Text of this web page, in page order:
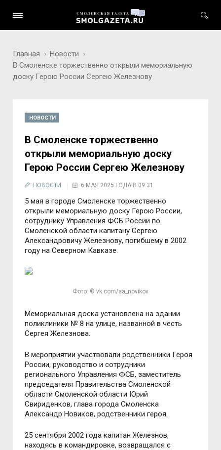
Главная
Новости
В Смоленске торжественно открыли мемориальную
доску Герою России Сергею Железнову
НОВОСТИ
В Смоленске торжественно
открыли мемориальную доску
Герою России Сергею Железнову
НОВОСТИ 6 МАЯ 2025 ГОДА В 09:31
5 мая в городе Смоленске торжественно
открыли мемориальную доску Герою России,
сотруднику Управления ФСБ России по
Смоленской области капитану Сергею
Александровичу Железнову, погибшему в 2002
году на Северном Кавказе.
Фото: © vk.com/aa_novikov
Мемориальная доска установлена на здании
поликлиники № 8 на улице, названной в честь
Сергея Железнова.
В мероприятии участвовали родственники Героя
России, руководство и сотрудники
регионального Управления ФСБ, заместитель
председателя Правительства Смоленской
области Смоленской области Юрий
Свириденков, глава города Смоленска
Александр Новиков, родственники героя.
25 сентября 2002 года капитан Железнов,
находясь в командировке, возвращался с